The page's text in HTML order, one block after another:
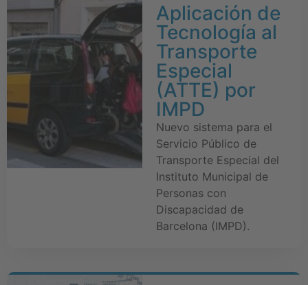
Aplicación de
Tecnología al
Transporte
Especial
(ATTE) por
IMPD
Nuevo sistema para el
Servicio Público de
Transporte Especial del
Instituto Municipal de
Personas con
Discapacidad de
Barcelona (IMPD).